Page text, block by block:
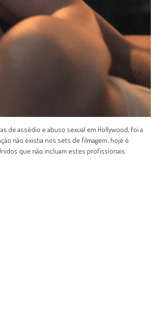
de assédio e abuso sexual em Hollywood, foi a
não existia nos sets de filmagem, hoje é
que não incluam estes profissionais